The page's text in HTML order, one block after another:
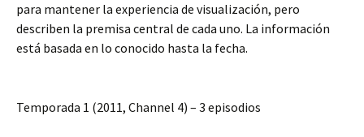
para mantener la experiencia de visualización, pero
describen la premisa central de cada uno. La información
está basada en lo conocido hasta la fecha.
Temporada 1 (2011, Channel 4) – 3 episodios